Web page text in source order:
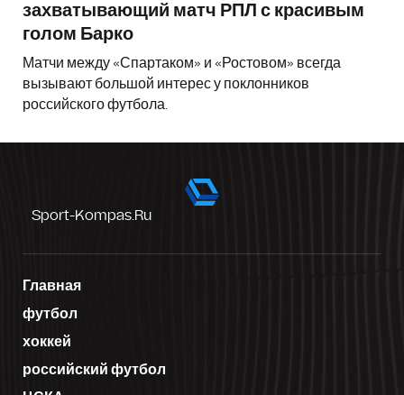
захватывающий матч РПЛ с красивым
голом Барко
Матчи между «Спартаком» и «Ростовом» всегда
вызывают большой интерес у поклонников
российского футбола.
Sport-Kompas.ru
Главная
футбол
хоккей
российский футбол